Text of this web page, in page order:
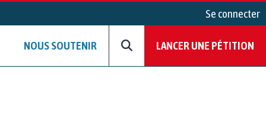
Se connecter
NOUS SOUTENIR LANCER UNE PÉTITION